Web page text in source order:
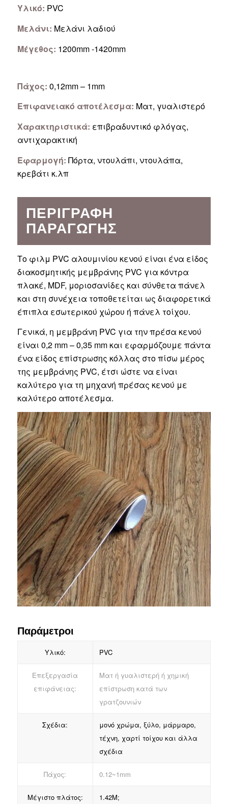
Υλικό: PVC
Μελάνι: Μελάνι λαδιού
Μέγεθος: 1200mm -1420mm
Πάχος: 0,12mm – 1mm
Επιφανειακό αποτέλεσμα: Ματ, γυαλιστερό
Χαρακτηριστικά: επιβραδυντικό φλόγας,
αντιχαρακτική
Εφαρμογή: Πόρτα, ντουλάπι, ντουλάπα,
κρεβάτι κ.λπ
ΠΕΡΙΓΡΑΦΉ
ΠΑΡΑΓΩΓΉΣ
Το φιλμ PVC αλουμινίου κενού είναι ένα είδος
διακοσμητικής μεμβράνης PVC για κόντρα
πλακέ, MDF, μοριοσανίδες και σύνθετα πάνελ
και στη συνέχεια τοποθετείται ως διαφορετικά
έπιπλα εσωτερικού χώρου ή πάνελ τοίχου.
Γενικά, η μεμβράνη PVC για την πρέσα κενού
είναι 0,2 mm – 0,35 mm και εφαρμόζουμε πάντα
ένα είδος επίστρωσης κόλλας στο πίσω μέρος
της μεμβράνης PVC, έτσι ώστε να είναι
καλύτερο για τη μηχανή πρέσας κενού με
καλύτερο αποτέλεσμα.
Παράμετροι
Υλικό: PVC
Επεξεργασία
επιφάνειας:
Ματ ή γυαλιστερή ή χημική
επίστρωση κατά των
γρατζουνιών
Σχέδια:
μονό χρώμα, ξύλο, μάρμαρο,
τέχνη, χαρτί τοίχου και άλλα
σχέδια
Πάχος: 0.12~1mm
Μέγιστο πλάτος: 1.42M;